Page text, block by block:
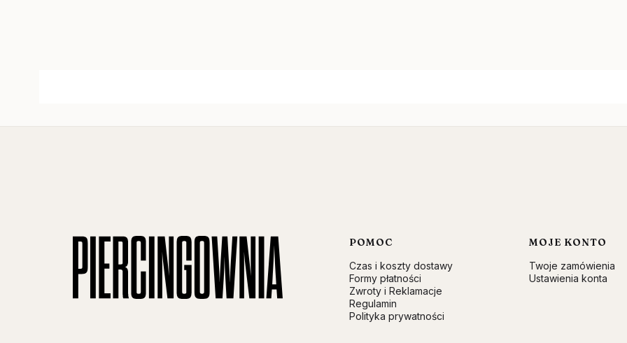
Linki w stopce
POMOC
Czas i koszty dostawy
Formy płatności
Zwroty i Reklamacje
Regulamin
Polityka prywatności
MOJE KONTO
Twoje zamówienia
Ustawienia konta